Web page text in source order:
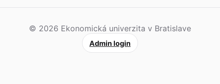
© 2026 Ekonomická univerzita v Bratislave
Admin login